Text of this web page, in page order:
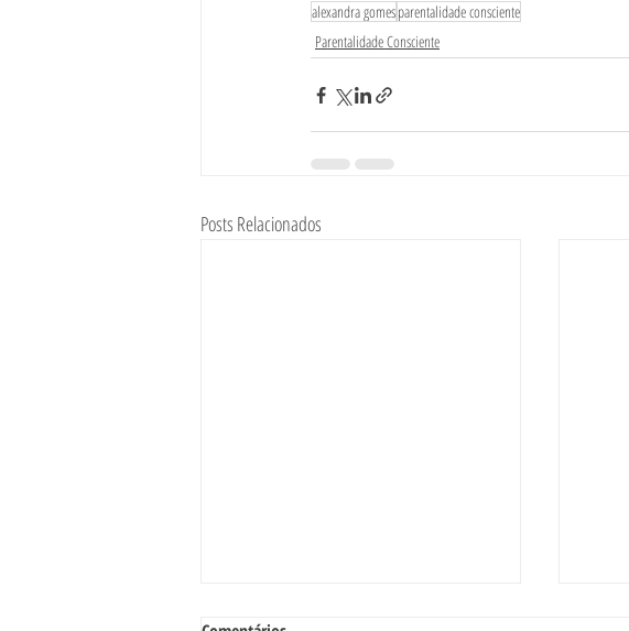
alexandra gomesparentalidade consciente
Parentalidade Consciente
Posts Relacionados